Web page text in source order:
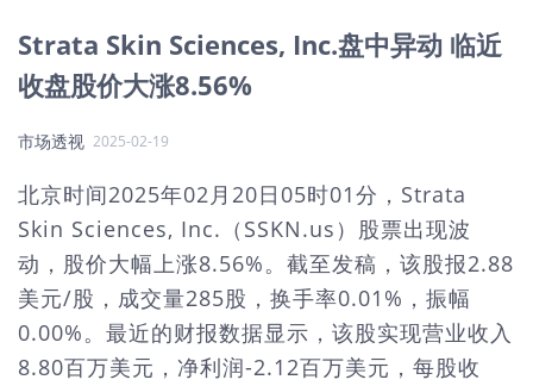
Strata Skin Sciences, Inc.盘中异动 临近
收盘股价大涨8.56%
市场透视 2025-02-19
北京时间2025年02月20日05时01分，Strata
Skin Sciences, Inc.（SSKN.us）股票出现波
动，股价大幅上涨8.56%。截至发稿，该股报2.88
美元/股，成交量285股，换手率0.01%，振幅
0.00%。最近的财报数据显示，该股实现营业收入
8.80百万美元，净利润-2.12百万美元，每股收